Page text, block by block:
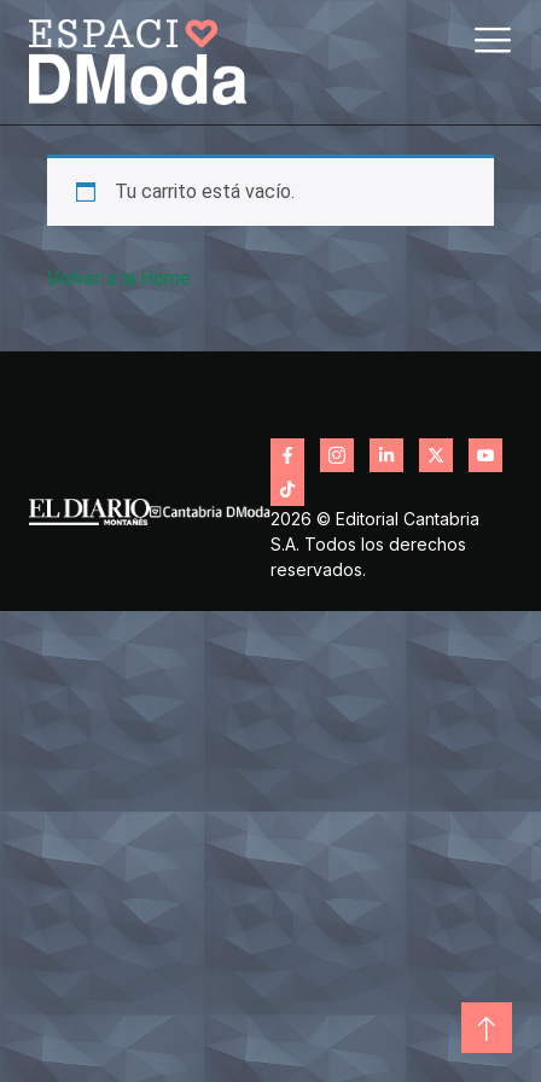
Tu carrito está vacío.
Volver a la Home
2026 © Editorial Cantabria
S.A. Todos los derechos
reservados.